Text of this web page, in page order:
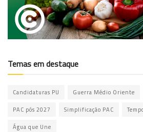
Temas em destaque
Candidaturas PU Guerra Médio Oriente
PAC pós 2027 Simplificação PAC
Água que Une